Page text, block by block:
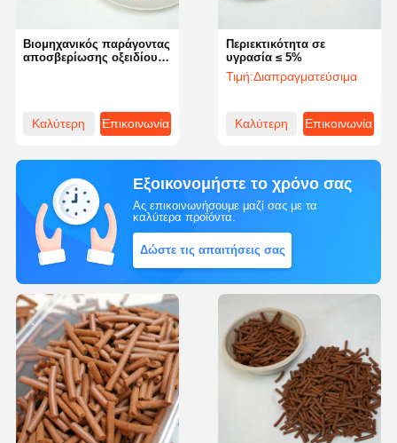
Βιομηχανικός παράγοντας
αποσβερίωσης οξειδίου
Καλύτερη
Επικοινωνία
Περιεκτικότητα σε
υγρασία ≤ 5%
Τιμή:Διαπραγματεύσιμα
Καλύτερη
Επικοινωνία
Εξοικονομήστε το χρόνο σας
Ας επικοινωνήσουμε μαζί σας με τα
καλύτερα προϊόντα.
Δώστε τις απαιτήσεις σας